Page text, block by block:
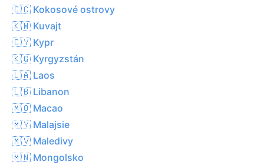
🇨🇨 Kokosové ostrovy
🇰🇼 Kuvajt
🇨🇾 Kypr
🇰🇬 Kyrgyzstán
🇱🇦 Laos
🇱🇧 Libanon
🇲🇴 Macao
🇲🇾 Malajsie
🇲🇻 Maledivy
🇲🇳 Mongolsko